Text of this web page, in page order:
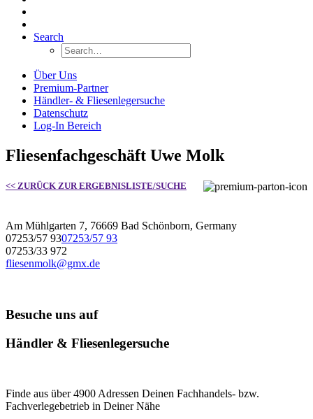
Search
Über Uns
Premium-Partner
Händler- & Fliesenlegersuche
Datenschutz
Log-In Bereich
Fliesenfachgeschäft Uwe Molk
<< ZURÜCK ZUR ERGEBNISLISTE/SUCHE
Am Mühlgarten 7, 76669 Bad Schönborn, Germany
07253/57 9307253/57 93
07253/33 972
fliesenmolk@gmx.de
Besuche uns auf
Händler & Fliesenlegersuche
Finde aus über 4900 Adressen Deinen Fachhandels- bzw.
Fachverlegebetrieb in Deiner Nähe